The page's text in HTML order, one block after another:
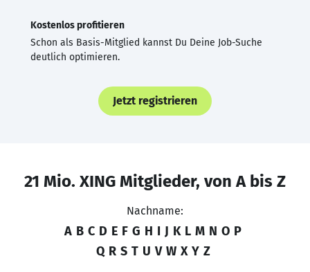
Kostenlos profitieren
Schon als Basis-Mitglied kannst Du Deine Job-Suche
deutlich optimieren.
Jetzt registrieren
21 Mio. XING Mitglieder, von A bis Z
Nachname:
A B C D E F G H I J K L M N O P
Q R S T U V W X Y Z